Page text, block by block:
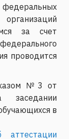
организаций
за счет
проводится
№3 от
в